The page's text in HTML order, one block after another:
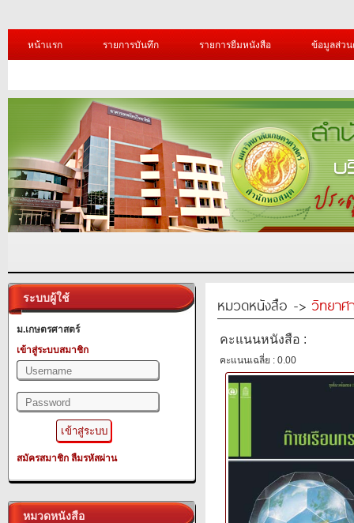
หน้าแรก รายการบันทึก รายการยืมหนังสือ ข้อมูลส่ว
ระบบผู้ใช้
ม.เกษตรศาสตร์
เข้าสู่ระบบสมาชิก
สมัครสมาชิก ลืมรหัสผ่าน
หมวดหนังสือ
หมวดหนังสือ -> วิทยาศ
คะแนนหนังสือ :
คะแนนเฉลี่ย : 0.00